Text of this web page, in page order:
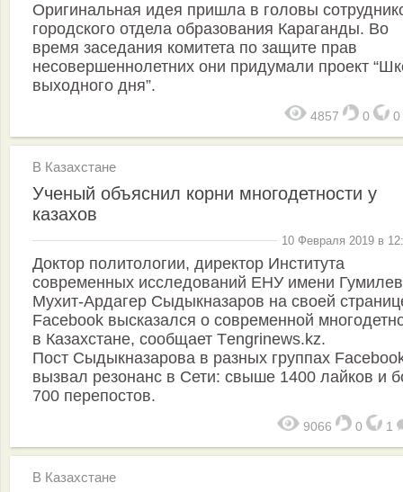
Оригинальная идея пришла в головы
городского отдела образования Караганды. Во
время заседания комитета по защите прав
несовершеннолетних они придумали проект
выходного дня”.
4857 0 0
В Казахстане
Ученый объяснил корни многодетности у
казахов
10 Февраля 2019 в
Доктор политологии, директор Института
современных исследований ЕНУ имени
Мухит-Ардагер Сыдыкназаров на своей
Facebook высказался о современной
в Казахстане, сообщает Тengrinews.kz.
Пост Сыдыкназарова в разных группах
вызвал резонанс в Сети: свыше 1400 лайков и
700 перепостов.
9066 0 1
В Казахстане